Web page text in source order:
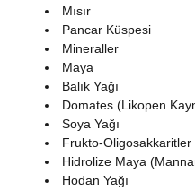
Mısır
Pancar Küspesi
Mineraller
Maya
Balık Yağı
Domates (Likopen
Soya Yağı
Frukto-Oligosakkaritler
Hidrolize Maya
Hodan Yağı